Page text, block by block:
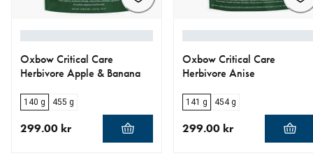
Oxbow Critical Care
Herbivore Apple & Banana
140 g 455 g
299.00 kr
Oxbow Critical Care
Herbivore Anise
141 g 454 g
299.00 kr